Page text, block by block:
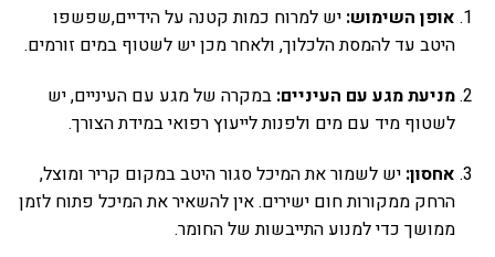
אופן השימוש: יש למרוח כמות קטנה על הידיים,שפשפו
היטב עד להמסת הלכלוך, ולאחר מכן יש לשטוף במים זורמים.
מניעת מגע עם העיניים: במקרה של מגע עם העיניים, יש
לשטוף מיד עם מים ולפנות לייעוץ רפואי במידת הצורך.
אחסון: יש לשמור את המיכל סגור היטב במקום קריר ומוצל,
הרחק ממקורות חום ישירים. אין להשאיר את המיכל פתוח לזמן
ממושך כדי למנוע התייבשות של החומר.